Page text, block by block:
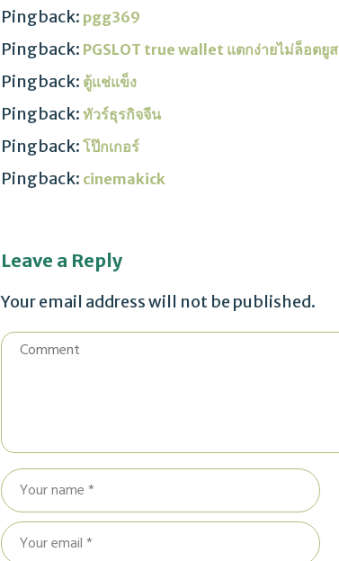
Pingback: pgg369
Pingback: PGSLOT true wallet แตกง่ายไม่ล็อตยูส
Pingback: ตู้แช่แข็ง
Pingback: ทัวร์ธุรกิจจีน
Pingback: โป๊กเกอร์
Pingback: cinemakick
Leave a Reply
Your email address will not be published.